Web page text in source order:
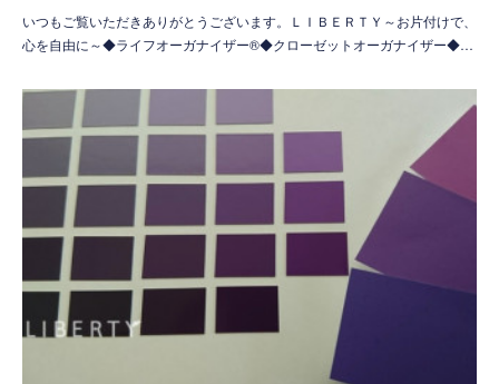
いつもご覧いただきありがとうございます。ＬＩＢＥＲＴＹ～お片付けで、
心を自由に～◆ライフオーガナイザー®◆クローゼットオーガナイザー◆…